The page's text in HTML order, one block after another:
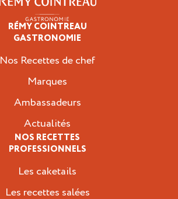
RÉMY COINTREAU
GASTRONOMIE
Nos Recettes de chef
Marques
Ambassadeurs
Actualités
NOS RECETTES
PROFESSIONNELS
Les caketails
Les recettes salées